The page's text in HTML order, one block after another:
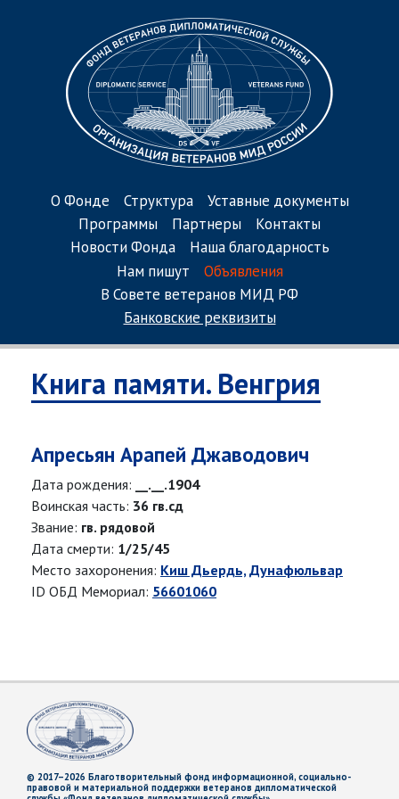
О Фонде Структура
Уставные документы
Программы
Партнеры
Контакты
Новости Фонда
Наша благодарность
Нам пишут
Объявления
В Совете ветеранов МИД РФ
Банковские реквизиты
Книга памяти. Венгрия
Апресьян Арапей Джаводович
Дата рождения:
__.__.1904
Воинская часть: 36 гв.сд
Звание: гв. рядовой
Дата смерти: 1/25/45
Место захоронения: Киш Дьердь, Дунафюльвар
ID ОБД Мемориал: 56601060
© 2017–2026 Благотворительный фонд информационной, социально-
правовой и материальной поддержки ветеранов дипломатической